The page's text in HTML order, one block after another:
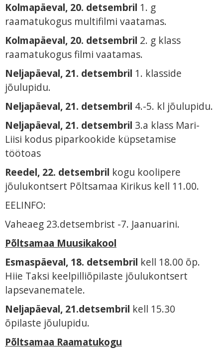
Kolmapäeval, 20. detsembril 1. g
raamatukogus multifilmi vaatamas.
Kolmapäeval, 20. detsembril 2. g klass
raamatukogus filmi vaatamas.
Neljapäeval, 21. detsembril 1. klasside
jõulupidu.
Neljapäeval, 21. detsembril 4.-5. kl jõulupidu.
Neljapäeval, 21. detsembril 3.a klass Mari-
Liisi kodus piparkookide küpsetamise
töötoas
Reedel, 22. detsembril kogu koolipere
jõulukontsert Põltsamaa Kirikus kell 11.00.
EELINFO:
Vaheaeg 23.detsembrist -7. Jaanuarini.
Põltsamaa Muusikakool
Esmaspäeval, 18. detsembril kell 18.00 õp.
Hiie Taksi keelpilliõpilaste jõulukontsert
lapsevanematele.
Neljapäeval, 21.detsembril kell 15.30
õpilaste jõulupidu.
Põltsamaa Raamatukogu